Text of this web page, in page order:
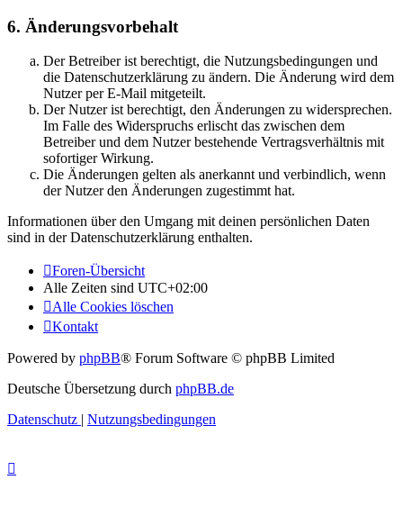
6. Änderungsvorbehalt
Der Betreiber ist berechtigt, die Nutzungsbedingungen und
die Datenschutzerklärung zu ändern. Die Änderung wird dem
Nutzer per E-Mail mitgeteilt.
Der Nutzer ist berechtigt, den Änderungen zu widersprechen.
Im Falle des Widerspruchs erlischt das zwischen dem
Betreiber und dem Nutzer bestehende Vertragsverhältnis mit
sofortiger Wirkung.
Die Änderungen gelten als anerkannt und verbindlich, wenn
der Nutzer den Änderungen zugestimmt hat.
Informationen über den Umgang mit deinen persönlichen Daten
sind in der Datenschutzerklärung enthalten.
Foren-Übersicht
Alle Zeiten sind UTC+02:00
Alle Cookies löschen
Kontakt
Powered by phpBB® Forum Software © phpBB Limited
Deutsche Übersetzung durch phpBB.de
Datenschutz | Nutzungsbedingungen